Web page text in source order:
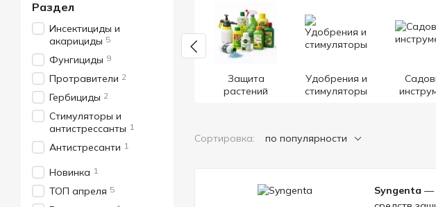
Защита
растений
Удобрения и
стимуляторы
Сортировка: по популярности
Syngenta —
Раздел
Инсектициды и
акарициды 5
Фунгициды 9
Протравители 2
Гербициды 2
Стимуляторы и
антистрессанты 1
Антистресанти 1
Новинка 1
ТОП апреля 5